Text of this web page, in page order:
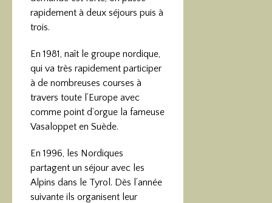
rapidement à deux séjours puis à
trois.
En 1981, naît le groupe nordique,
qui va très rapidement participer
à de nombreuses courses à
travers toute l’Europe avec
comme point d’orgue la fameuse
Vasaloppet en Suède.
En 1996, les Nordiques
partagent un séjour avec les
Alpins dans le Tyrol. Dès l’année
suivante ils organisent leur